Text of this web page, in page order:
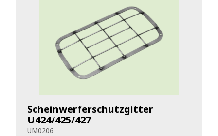
Scheinwerferschutzgitter
U424/425/427
UM0206